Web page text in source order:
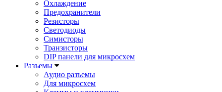
Охлаждение
Предохранители
Резисторы
Светодиоды
Симисторы
Транзисторы
DIP панели для микросхем
Разъемы
Аудио разъемы
Для микросхем